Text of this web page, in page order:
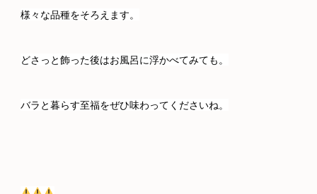
様々な品種をそろえます。
どさっと飾った後はお風呂に浮かべてみても。
バラと暮らす至福をぜひ味わってくださいね。